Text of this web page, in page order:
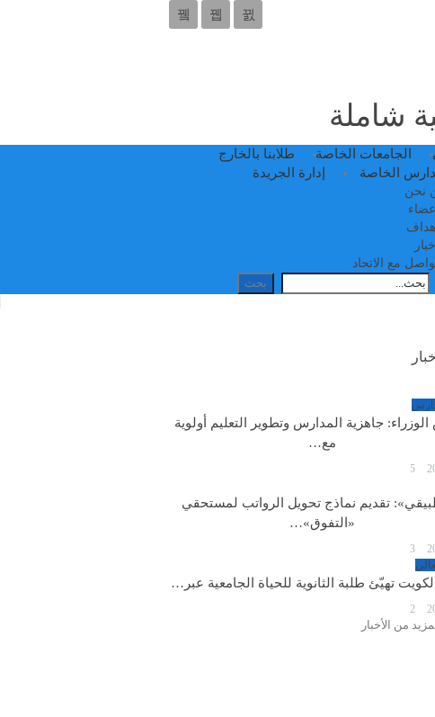
شاملة
الجامعات الخاصة
طلابنا بالخارج
الخاصة
نحن
مع الاتحاد
إدارة الجريدة
جاهزية المدارس وتطوير التعليم أولوية
مع…
5
تقديم نماذج تحويل الرواتب لمستحقي
«التفوق»…
3
تهيّئ طلبة الثانوية للحياة الجامعية عبر…
2
من الأخبار